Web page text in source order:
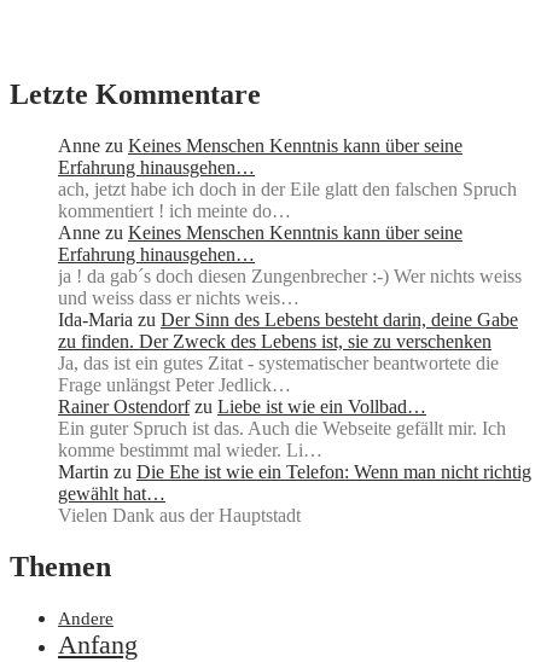
Letzte Kommentare
Anne zu Keines Menschen Kenntnis kann über seine
Erfahrung hinausgehen…
ach, jetzt habe ich doch in der Eile glatt den falschen Spruch
kommentiert ! ich meinte do…
Anne zu Keines Menschen Kenntnis kann über seine
Erfahrung hinausgehen…
ja ! da gab´s doch diesen Zungenbrecher :-) Wer nichts weiss
und weiss dass er nichts weis…
Ida-Maria zu Der Sinn des Lebens besteht darin, deine Gabe
zu finden. Der Zweck des Lebens ist, sie zu verschenken
Ja, das ist ein gutes Zitat - systematischer beantwortete die
Frage unlängst Peter Jedlick…
Rainer Ostendorf zu Liebe ist wie ein Vollbad…
Ein guter Spruch ist das. Auch die Webseite gefällt mir. Ich
komme bestimmt mal wieder. Li…
Martin zu Die Ehe ist wie ein Telefon: Wenn man nicht richtig
gewählt hat…
Vielen Dank aus der Hauptstadt
Themen
Andere
Anfang